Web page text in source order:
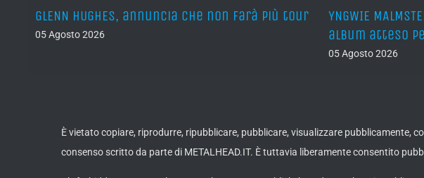
GLENN HUGHES, annuncia che non farà più tour
05 Agosto 2026
YNGWIE
album atteso
05 Agosto 2026
È vietato copiare, riprodurre, ripubblicare, pubblicare, visualizzare
consenso scritto da parte di METALHEAD.IT. È tuttavia liberamente consentito